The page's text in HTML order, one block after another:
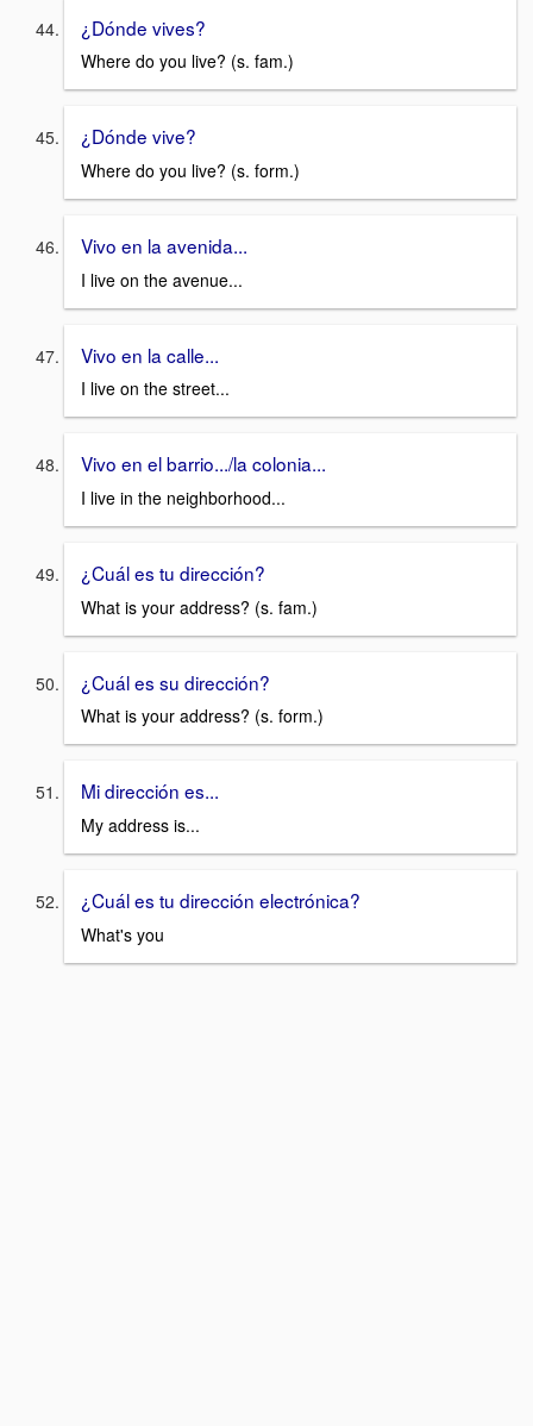
¿Dónde vives?
Where do you live? (s. fam.)
¿Dónde vive?
Where do you live? (s. form.)
Vivo en la avenida...
I live on the avenue...
Vivo en la calle...
I live on the street...
Vivo en el barrio.../la colonia...
I live in the neighborhood...
¿Cuál es tu dirección?
What is your address? (s. fam.)
¿Cuál es su dirección?
What is your address? (s. form.)
Mi dirección es...
My address is...
¿Cuál es tu dirección electrónica?
What's you